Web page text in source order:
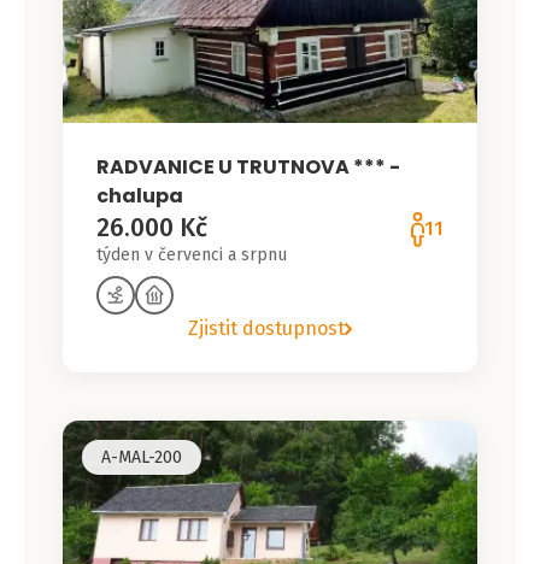
RADVANICE U TRUTNOVA *** -
chalupa
26.000 Kč
týden v červenci a srpnu
11
Zjistit dostupnost
A-MAL-200